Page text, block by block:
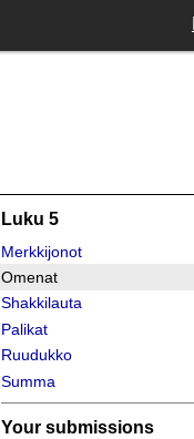
Luku 5
Merkkijonot
Omenat
Shakkilauta
Palikat
Ruudukko
Summa
Your submissions